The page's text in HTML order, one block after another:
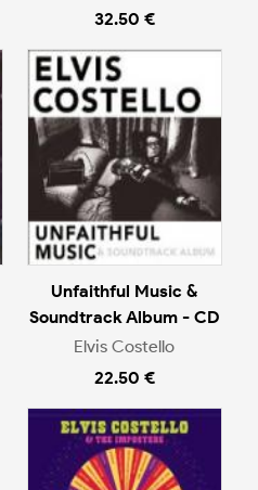
32.50 €
Unfaithful Music &
Soundtrack Album - CD
Elvis Costello
22.50 €